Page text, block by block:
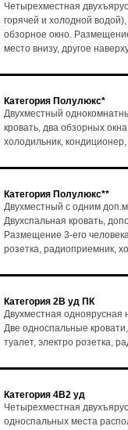
Четырехместная
горячей и холодной
обзорное окно.
место внизу, другое
Категория Полулюкс*
Двухместный
кровать, два обзорных
холодильник,
Категория Полулюкс**
Двухместный с одним
Двухспальная кровать,
Размещение 3-его
розетка, радиоприемник,
Категория 2В уд ПК
Двухместная одноярусная
Две односпальные
туалет, электро розетка,
Категория 4В2 уд
Четырехместная
односпальных места